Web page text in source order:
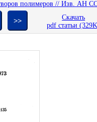
полимеров // Изв.
>>
Скачать
pdf статьи